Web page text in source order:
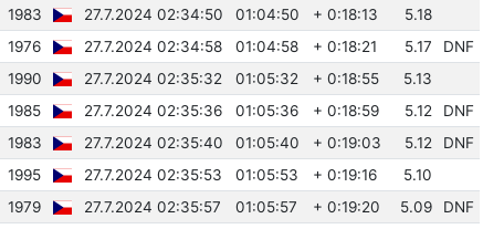
1983 27.7.2024 02:34:50 01:04:50 + 0:18:13
5.18
1976 27.7.2024 02:34:58 01:04:58 + 0:18:21 5.17
DNF
1990 27.7.2024 02:35:32 01:05:32 + 0:18:55
5.13
1985 27.7.2024 02:35:36 01:05:36 + 0:18:59 5.12
DNF
1983 27.7.2024 02:35:40 01:05:40 + 0:19:03 5.12
DNF
1995 27.7.2024 02:35:53 01:05:53 + 0:19:16
5.10
1979 27.7.2024 02:35:57 01:05:57 + 0:19:20 5.09
DNF